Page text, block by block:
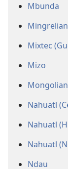
Mbunda
Mingrelian
Mixtec
Mizo
Mongolian
Nahuatl
Nahuatl
Nahuatl
Ndau